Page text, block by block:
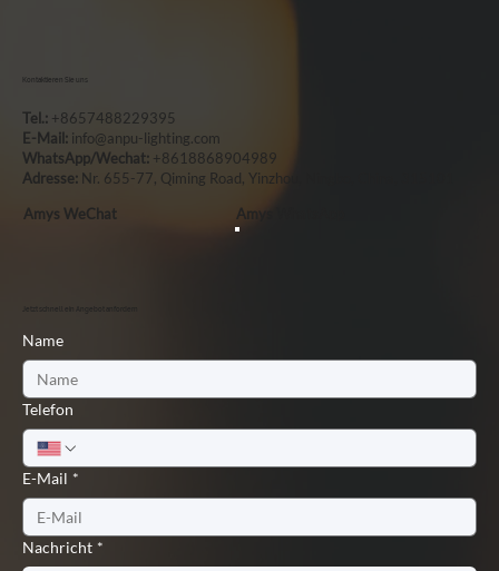
Name
Telefon
E-Mail *
Nachricht *
Kontaktieren Sie uns
Tel.: +8657488229395
E-Mail: info@anpu-lighting.com
WhatsApp/Wechat: +8618868904989
Adresse: Nr. 655-77, Qiming Road, Yinzhou, Ningbo, China, 315101
Amys WeChat
Amys WhatsApp